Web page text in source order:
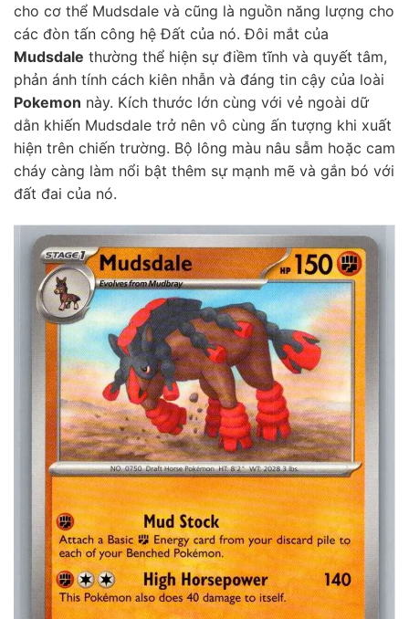
cho cơ thể Mudsdale và cũng là nguồn năng lượng cho
các đòn tấn công hệ Đất của nó. Đôi mắt của
Mudsdale thường thể hiện sự điềm tĩnh và quyết tâm,
phản ánh tính cách kiên nhẫn và đáng tin cậy của loài
Pokemon này. Kích thước lớn cùng với vẻ ngoài dữ
dằn khiến Mudsdale trở nên vô cùng ấn tượng khi xuất
hiện trên chiến trường. Bộ lông màu nâu sẫm hoặc cam
cháy càng làm nổi bật thêm sự mạnh mẽ và gắn bó với
đất đai của nó.